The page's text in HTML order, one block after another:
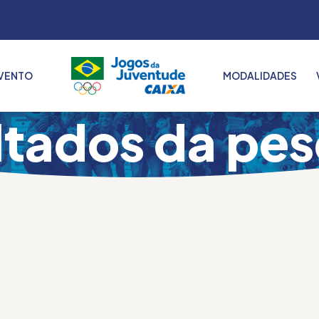
2022
2023
2024
2025
MODALIDADES
da